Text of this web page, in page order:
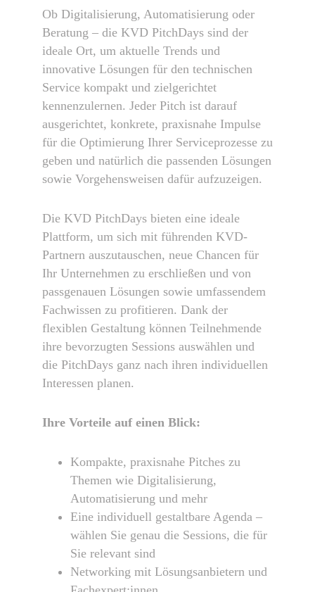
Ob Digitalisierung, Automatisierung oder
Beratung – die KVD PitchDays sind der
ideale Ort, um aktuelle Trends und
innovative Lösungen für den technischen
Service kompakt und zielgerichtet
kennenzulernen. Jeder Pitch ist darauf
ausgerichtet, konkrete, praxisnahe Impulse
für die Optimierung Ihrer Serviceprozesse zu
geben und natürlich die passenden Lösungen
sowie Vorgehensweisen dafür aufzuzeigen.
Die KVD PitchDays bieten eine ideale
Plattform, um sich mit führenden KVD-
Partnern auszutauschen, neue Chancen für
Ihr Unternehmen zu erschließen und von
passgenauen Lösungen sowie umfassendem
Fachwissen zu profitieren. Dank der
flexiblen Gestaltung können Teilnehmende
ihre bevorzugten Sessions auswählen und
die PitchDays ganz nach ihren individuellen
Interessen planen.
Ihre Vorteile auf einen Blick:
Kompakte, praxisnahe Pitches zu
Themen wie Digitalisierung,
Automatisierung und mehr
Eine individuell gestaltbare Agenda –
wählen Sie genau die Sessions, die für
Sie relevant sind
Networking mit Lösungsanbietern und